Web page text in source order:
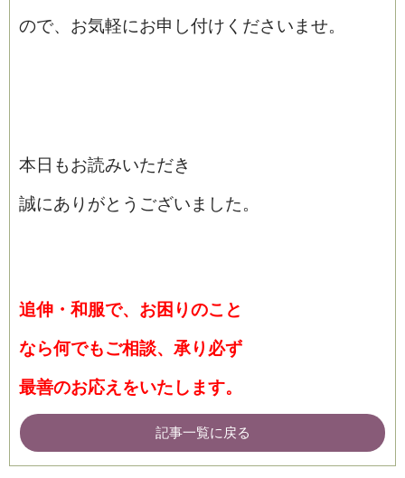
ので、お気軽にお申し付けくださいませ。
本日もお読みいただき
誠にありがとうございました。
追伸・和服で、お困りのこと
なら何でもご相談、承り必ず
最善のお応えをいたします。
記事一覧に戻る